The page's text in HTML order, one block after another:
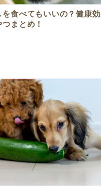
食べてもいいの？健康
まとめ！